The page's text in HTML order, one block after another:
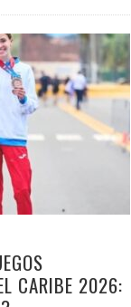
CARIBE 2026: